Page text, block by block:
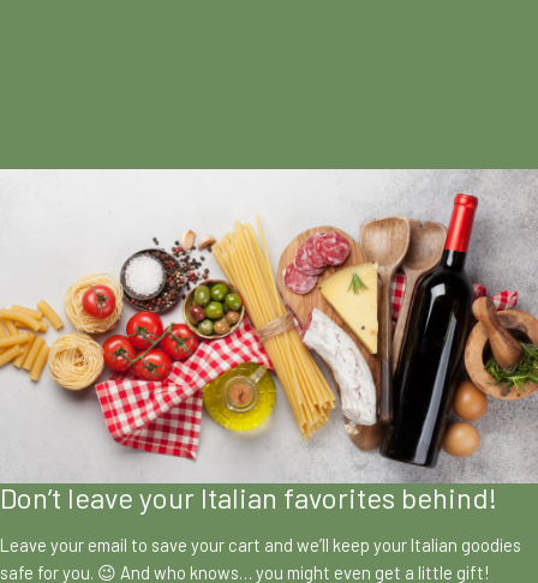
Don’t leave your Italian favorites behind!
Leave your email to save your cart and we’ll keep your Italian goodies
safe for you. 😉 And who knows… you might even get a little gift!